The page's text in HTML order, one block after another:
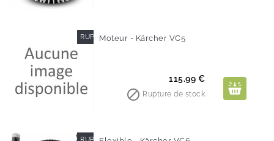
RUPTURE DE STOCK
Moteur - Kärcher VC5
Prix
115.99 €
 Rupture de stock